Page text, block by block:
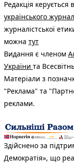
Редакція керується
українського
журналістської
можна тут
Видання є членом
України та
Матеріали з
"Реклама" та
реклами.
Здійснено за
Демократія», що